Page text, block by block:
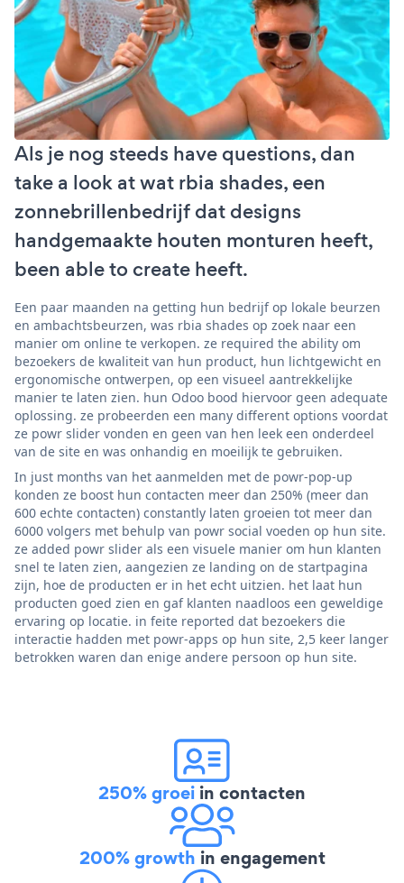
Als je nog steeds have questions, dan
take a look at wat rbia shades, een
zonnebrillenbedrijf dat designs
handgemaakte houten monturen heeft,
been able to create heeft.
Een paar maanden na getting hun bedrijf op lokale beurzen
en ambachtsbeurzen, was rbia shades op zoek naar een
manier om online te verkopen. ze required the ability om
bezoekers de kwaliteit van hun product, hun lichtgewicht en
ergonomische ontwerpen, op een visueel aantrekkelijke
manier te laten zien. hun Odoo bood hiervoor geen adequate
oplossing. ze probeerden een many different options voordat
ze powr slider vonden en geen van hen leek een onderdeel
van de site en was onhandig en moeilijk te gebruiken.
In just months van het aanmelden met de powr-pop-up
konden ze boost hun contacten meer dan 250% (meer dan
600 echte contacten) constantly laten groeien tot meer dan
6000 volgers met behulp van powr social voeden op hun site.
ze added powr slider als een visuele manier om hun klanten
snel te laten zien, aangezien ze landing on de startpagina
zijn, hoe de producten er in het echt uitzien. het laat hun
producten goed zien en gaf klanten naadloos een geweldige
ervaring op locatie. in feite reported dat bezoekers die
interactie hadden met powr-apps op hun site, 2,5 keer langer
betrokken waren dan enige andere persoon op hun site.
250% groei in contacten
200% growth in engagement